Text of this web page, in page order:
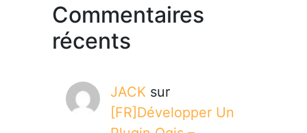
Commentaires
récents
JACK sur
[FR]Développer Un